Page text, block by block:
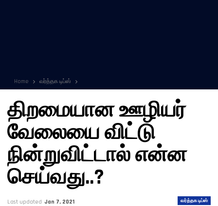
Home வர்த்தக டிப்ஸ்
திறமையான ஊழியர்
வேலையை விட்டு
நின்றுவிட்டால் என்ன
செய்வது..?
வர்த்தக டிப்ஸ்
Last updated Jan 7, 2021